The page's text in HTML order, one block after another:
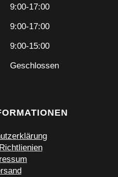
9:00-17:00
9:00-17:00
9:00-15:00
Geschlossen